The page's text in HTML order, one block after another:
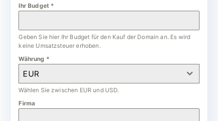
Ihr Budget *
Geben Sie hier Ihr Budget für den Kauf der Domain an. Es wird
keine Umsatzsteuer erhoben.
Währung *
EUR
Wählen Sie zwischen EUR und USD.
Firma